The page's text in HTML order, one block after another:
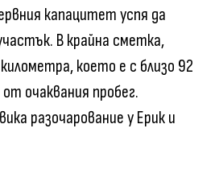
капацитет успя да
В крайна сметка,
което е с близо 92
очаквания пробег.
разочарование у Ерик и